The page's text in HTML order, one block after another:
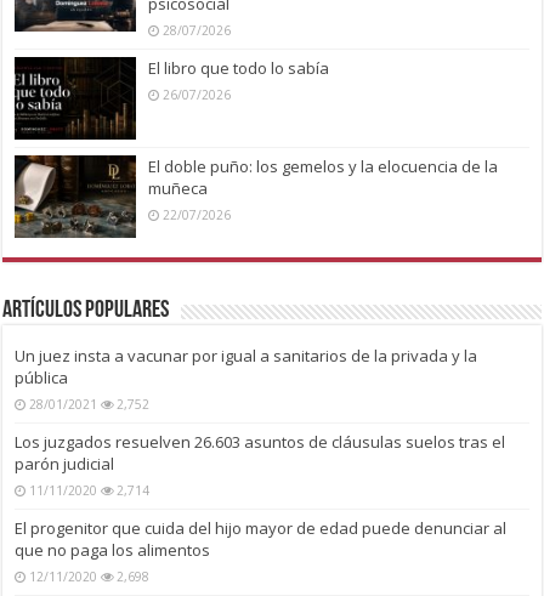
28/07/2026
El libro que todo lo sabía
26/07/2026
El doble puño: los gemelos y la elocuencia de la
muñeca
22/07/2026
Artículos Populares
Un juez insta a vacunar por igual a sanitarios de la privada y la
pública
28/01/2021 2,752
Los juzgados resuelven 26.603 asuntos de cláusulas suelos tras el
parón judicial
11/11/2020 2,714
El progenitor que cuida del hijo mayor de edad puede denunciar al
que no paga los alimentos
12/11/2020 2,698